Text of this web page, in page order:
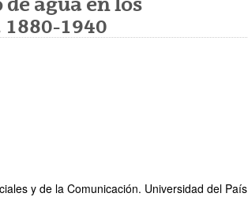
1940
y de la Comunicación. Universidad del País